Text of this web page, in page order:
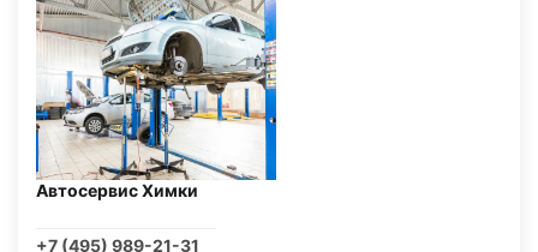
Автосервис Химки
+7 (495) 989-21-31